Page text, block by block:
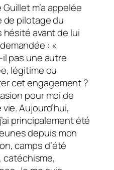
m’a appelée
de pilotage du
hésité avant de lui
: «
il pas une autre
légitime ou
cet engagement ?
pour moi de
Aujourd’hui,
principalement été
depuis mon
camps d’été
catéchisme,